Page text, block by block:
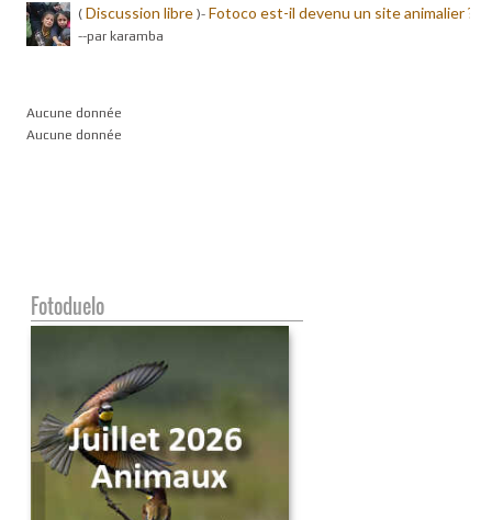
( Discussion libre )- Fotoco est-il devenu un site animalier ?
--par karamba
Aucune donnée
Aucune donnée
Fotoduelo